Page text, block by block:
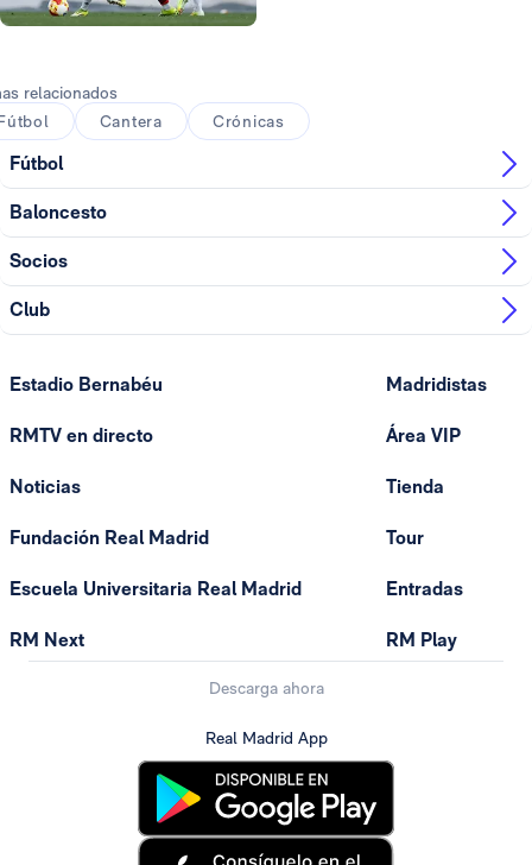
relacionados
Cantera Crónicas
Fútbol
Baloncesto
Socios
Club
Estadio Bernabéu
RMTV en directo
Noticias
Fundación Real Madrid
Escuela Universitaria Real Madrid
RM Next
Madridistas
Área VIP
Tienda
Tour
Entradas
RM Play
Descarga ahora
Real Madrid App